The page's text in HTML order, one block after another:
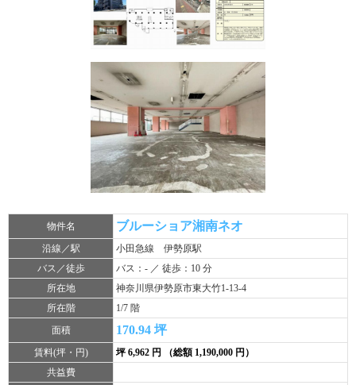
物件名 ブルーショア湘南ネオ
沿線／駅
小田急線 伊勢原駅
バス／徒歩
バス：- ／ 徒歩：10 分
所在地
神奈川県伊勢原市東大竹1-13-4
所在階
1/7 階
面積
170.94 坪
賃料(坪・円)
坪 6,962 円 （総額 1,190,000 円）
共益費